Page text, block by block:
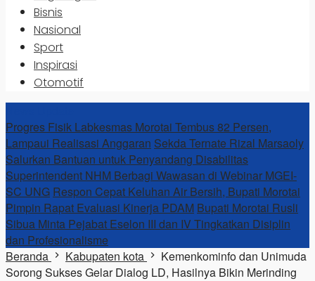
Bisnis
Nasional
Sport
Inspirasi
Otomotif
Progres Fisik Labkesmas Morotai Tembus 82 Persen,
Lampaui Realisasi Anggaran Sekda Ternate Rizal Marsaoly
Salurkan Bantuan untuk Penyandang Disabilitas
Superintendent NHM Berbagi Wawasan di Webinar MGEI-
SC UNG Respon Cepat Keluhan Air Bersih, Bupati Morotai
Pimpin Rapat Evaluasi Kinerja PDAM Bupati Morotai Rusli
Sibua Minta Pejabat Eselon III dan IV Tingkatkan Disiplin
dan Profesionalisme
Beranda
Kabupaten kota
Kemenkominfo dan Unimuda
Sorong Sukses Gelar Dialog LD, Hasilnya Bikin Merinding